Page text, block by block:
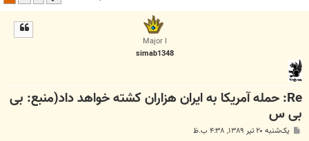
Major I
simab1348
Re: حمله آمريکا به ايران هزاران کشته خواهد داد(منبع: بی
بی س
یک‌شنبه ۲۰ تیر ۱۳۸۹, ۴:۳۸ ب.ظ